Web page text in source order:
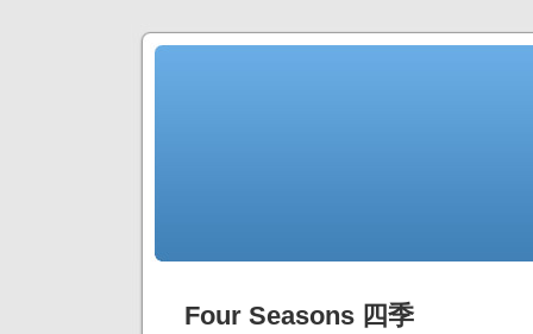
Four Seasons 四季